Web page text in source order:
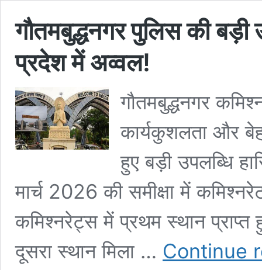
गौतमबुद्धनगर पुलिस की बड़ी
प्रदेश में अव्वल!
गौतमबुद्धनगर
कार्यकुशलता और
हुए बड़ी उपलब्धि
मार्च 2026 की समीक्षा में
कमिश्नरेट्स में प्रथम स्थान
दूसरा स्थान मिला … Continue